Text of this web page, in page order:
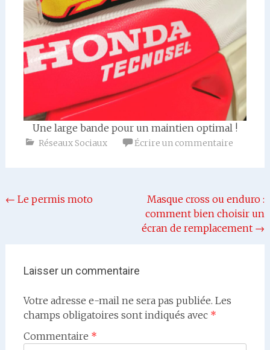
Une large bande pour un maintien optimal !
Réseaux Sociaux Écrire un commentaire
Navigation
← Le permis moto
Masque cross ou enduro :
comment bien choisir un
écran de remplacement →
Laisser un commentaire
Votre adresse e-mail ne sera pas publiée. Les
champs obligatoires sont indiqués avec *
Commentaire *